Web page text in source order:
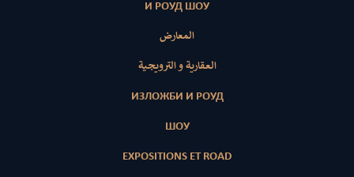
И РОУД ШОУ
المعارض
العقارية و الترويجية
ИЗЛОЖБИ И РОУД
ШОУ
EXPOSITIONS ET ROAD